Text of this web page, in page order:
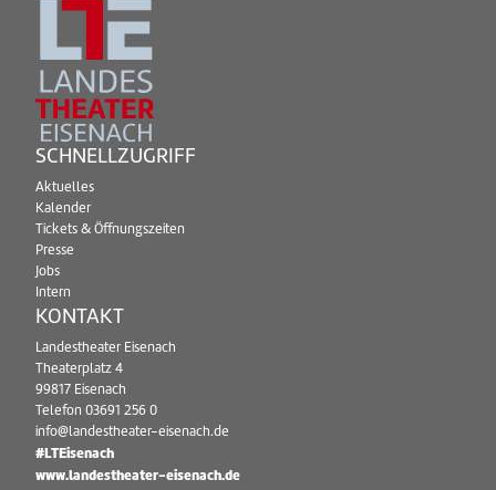
SCHNELLZUGRIFF
Aktuelles
Kalender
Tickets & Öffnungszeiten
Presse
Jobs
Intern
KONTAKT
Landestheater Eisenach
Theaterplatz 4
99817 Eisenach
Telefon 03691 256 0
info@landestheater-eisenach.de
#LTEisenach
www.landestheater-eisenach.de